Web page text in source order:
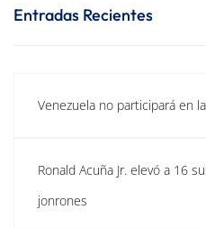
Entradas Recientes
Venezuela no participará en
Ronald Acuña Jr. elevó a 16
jonrones